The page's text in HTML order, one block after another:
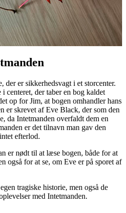
der er sikkerhedsvagt i et storcenter.
centeret, der taber en bog kaldet
op for Jim, at bogen omhandler hans
er skrevet af Eve Black, der som den
da Intetmanden overfaldt dem en
er det tilnavn man gav den
efterlod.
er nødt til at læse bogen, både for at
også for at se, om Eve er på sporet af
tragiske historie, men også de
med Intetmanden.